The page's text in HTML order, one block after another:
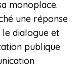
monoplace.
une réponse
le dialogue et
publique